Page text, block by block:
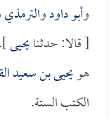
وأبو داودوالترمذي
[ قالا: حدثنايحيى].
هويحيى بن سعيد
الكتب الستة.